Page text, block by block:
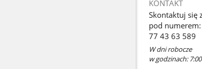
KONTAKT
Skontaktuj się
pod numerem:
77 43 63 589
W dni robocze
w godzinach: